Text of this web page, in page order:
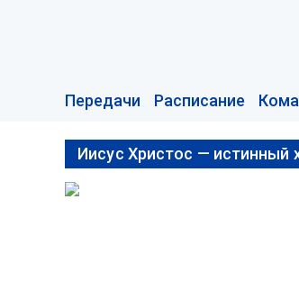
Передачи Расписание
Иисус Христос — истинный